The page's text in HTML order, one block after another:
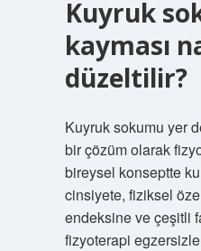
Kuyruk
kayması
düzeltilir?
Kuyruk sokumu yer
bir çözüm olarak
bireysel konseptte
cinsiyete, fiziksel
endeksine ve çeşitli
fizyoterapi